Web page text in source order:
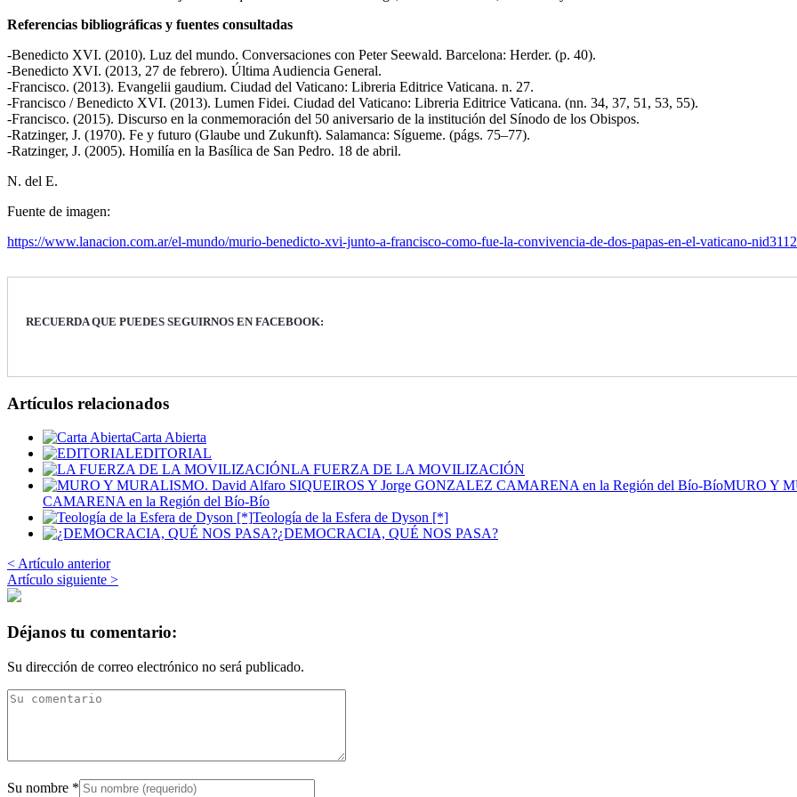
Referencias bibliográficas y fuentes consultadas
-Benedicto XVI. (2010). Luz del mundo. Conversaciones con Peter Seewald. Barcelona: Herder. (p. 40).
-Benedicto XVI. (2013, 27 de febrero). Última Audiencia General.
-Francisco. (2013). Evangelii gaudium. Ciudad del Vaticano: Libreria Editrice Vaticana. n. 27.
-Francisco / Benedicto XVI. (2013). Lumen Fidei. Ciudad del Vaticano: Libreria Editrice Vaticana. (nn. 34, 37, 51, 53, 55).
-Francisco. (2015). Discurso en la conmemoración del 50 aniversario de la institución del Sínodo de los Obispos.
-Ratzinger, J. (1970). Fe y futuro (Glaube und Zukunft). Salamanca: Sígueme. (págs. 75–77).
-Ratzinger, J. (2005). Homilía en la Basílica de San Pedro. 18 de abril.
N. del E.
Fuente de imagen:
https://www.lanacion.com.ar/el-mundo/murio-benedicto-xvi-junto-a-francisco-como-fue-la-convivencia-de-dos-papas-en-el-vaticano-
RECUERDA QUE PUEDES SEGUIRNOS EN FACEBOOK:
Artículos relacionados
Carta Abierta
EDITORIAL
LA FUERZA DE LA MOVILIZACIÓN
MURO Y
CAMARENA en la Región del Bío-Bío
Teología de la Esfera de Dyson [*]
¿DEMOCRACIA, QUÉ NOS PASA?
< Artículo anterior
Artículo siguiente >
Déjanos tu comentario:
Su dirección de correo electrónico no será publicado.
Su nombre *